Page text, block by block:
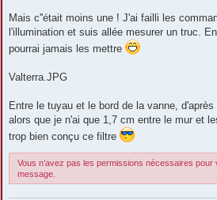
Mais c''était moins une ! J'ai failli les
l'illumination et suis allée mesurer un truc.
pourrai jamais les mettre
Valterra.JPG
Entre le tuyau et le bord de la vanne,
alors que je n'ai que 1,7 cm entre le mur et
trop bien conçu ce filtre
Vous n’avez pas les permissions nécessaires
message.